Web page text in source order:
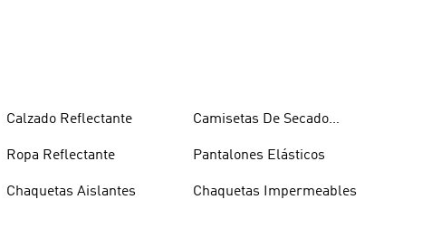
Calzado Reflectante
Ropa Reflectante
Chaquetas Aislantes
Camisetas De Secado
Pantalones Elásticos
Chaquetas Impermeables